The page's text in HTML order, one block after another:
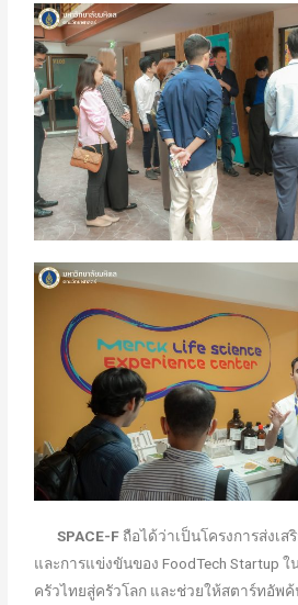
SPACE-F ถือได้ว่าเป็นโครงการส่งเ
และการแข่งขันของ FoodTech Startup
ครัวไทยสู่ครัวโลก และช่วยให้สตาร์ทอั